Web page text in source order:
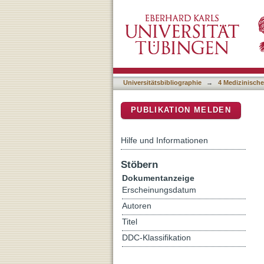
TGF beta Is Specifically
Monocytes in Patients
Universitätsbibliographie → 4
PUBLIKATION MELDEN
Hilfe und Informationen
Stöbern
Dokumentanzeige
Erscheinungsdatum
Autoren
Titel
DDC-Klassifikation